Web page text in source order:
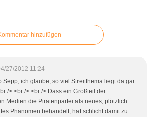
hinzufügen
27/2012 11:24
Sepp, ich glaube, so viel Streitthema liegt da gar
/> <br /> <br /> Dass ein Großteil der
Medien die Piratenpartei als neues, plötzlich
Phänomen behandelt, hat schlicht damit zu